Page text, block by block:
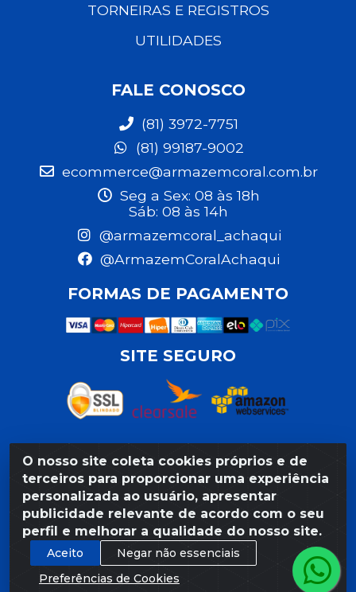
O nosso site coleta cookies próprios e de
terceiros para proporcionar uma experiência
personalizada ao usuário, apresentar
publicidade relevante de acordo com o seu
perfil e melhorar a qualidade do nosso site.
Aceito
Negar não essenciais
Preferências de Cookies
TORNEIRAS E REGISTROS
UTILIDADES
FALE CONOSCO
(81) 3972-7751
(81) 99187-9002
ecommerce@armazemcoral.com.br
Seg a Sex: 08 às 18h
Sáb: 08 às 14h
@armazemcoral_achaqui
@ArmazemCoralAchaqui
FORMAS DE PAGAMENTO
SITE SEGURO
Razão Social: Armazém Coral LTDA - Rua da Praia,
103 - São José - Recife/PE - CEP 50020-550 -
CNPJ 11.623.188/0027-80